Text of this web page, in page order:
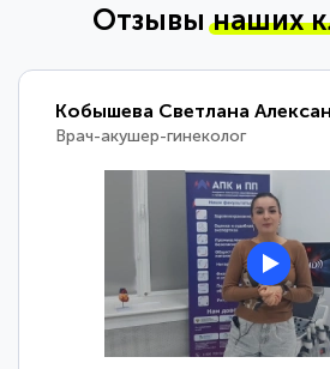
Отзывынаших
Кобышева Светлана
Врач-акушер-гинеколог